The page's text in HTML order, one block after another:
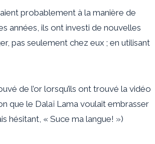
probablement à la manière de
années, ils ont investi de nouvelles
pas seulement chez eux ; en utilisant
de l’or lorsqu’ils ont trouvé la vidéo
que le Dalaï Lama voulait embrasser
hésitant, « Suce ma langue! »)